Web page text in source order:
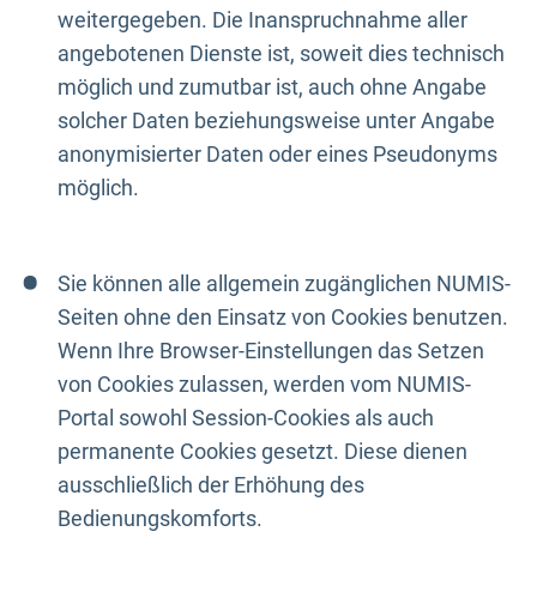
weitergegeben. Die Inanspruchnahme aller
angebotenen Dienste ist, soweit dies technisch
möglich und zumutbar ist, auch ohne Angabe
solcher Daten beziehungsweise unter Angabe
anonymisierter Daten oder eines Pseudonyms
möglich.
Sie können alle allgemein zugänglichen NUMIS-
Seiten ohne den Einsatz von Cookies benutzen.
Wenn Ihre Browser-Einstellungen das Setzen
von Cookies zulassen, werden vom NUMIS-
Portal sowohl Session-Cookies als auch
permanente Cookies gesetzt. Diese dienen
ausschließlich der Erhöhung des
Bedienungskomforts.